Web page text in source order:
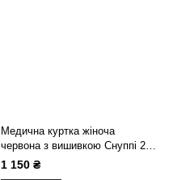
Медична куртка жіноча
червона з вишивкою Снуппі 20-
08
1 150 ₴